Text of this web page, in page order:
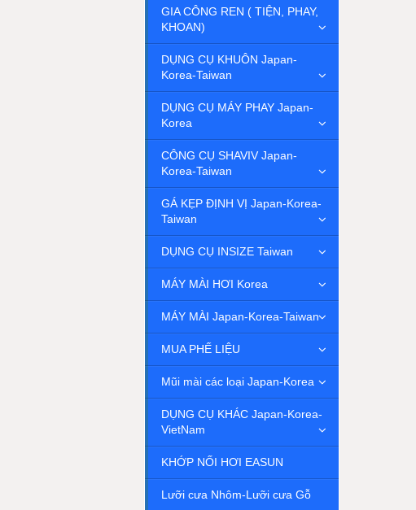
GIA CÔNG REN ( TIỆN, PHAY,
KHOAN)
DỤNG CỤ KHUÔN Japan-
Korea-Taiwan
DỤNG CỤ MÁY PHAY Japan-
Korea
CÔNG CỤ SHAVIV Japan-
Korea-Taiwan
GÁ KẸP ĐỊNH VỊ Japan-Korea-
Taiwan
DỤNG CỤ INSIZE Taiwan
MÁY MÀI HƠI Korea
MÁY MÀI Japan-Korea-Taiwan
MUA PHẾ LIỆU
Mũi mài các loại Japan-Korea
DỤNG CỤ KHÁC Japan-Korea-
VietNam
KHỚP NỐI HƠI EASUN
Lưỡi cưa Nhôm-Lưỡi cưa Gỗ